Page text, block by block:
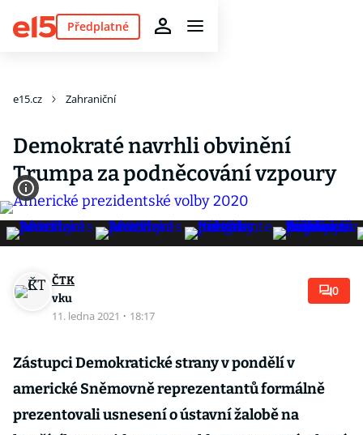
Předplatné
e15.cz Zahraniční
Demokraté navrhli obvinění
Trumpa za podněcování vzpoury
ČTK
vku
11. ledna 2021 · 18:17
0
Zástupci Demokratické strany v pondělí v
americké Sněmovně reprezentantů formálně
prezentovali usnesení o ústavní žalobě na